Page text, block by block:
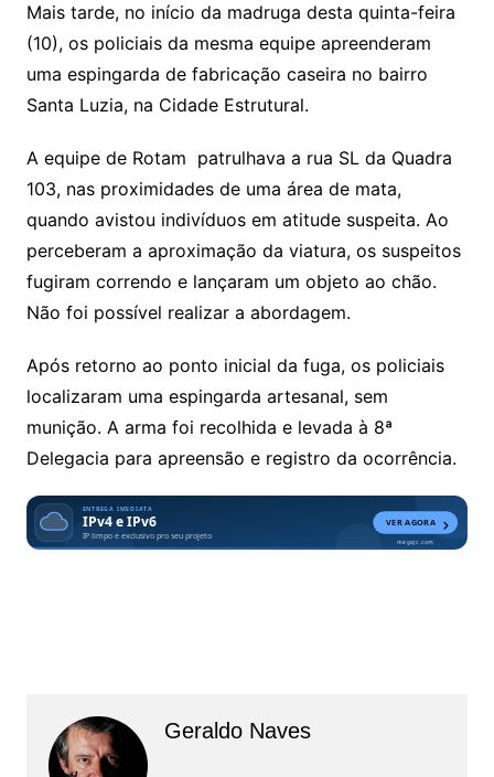
Mais tarde, no início da madruga desta quinta-feira
(10), os policiais da mesma equipe apreenderam
uma espingarda de fabricação caseira no bairro
Santa Luzia, na Cidade Estrutural.
A equipe de Rotam patrulhava a rua SL da Quadra
103, nas proximidades de uma área de mata,
quando avistou indivíduos em atitude suspeita. Ao
perceberam a aproximação da viatura, os suspeitos
fugiram correndo e lançaram um objeto ao chão.
Não foi possível realizar a abordagem.
Após retorno ao ponto inicial da fuga, os policiais
localizaram uma espingarda artesanal, sem
munição. A arma foi recolhida e levada à 8ª
Delegacia para apreensão e registro da ocorrência.
Geraldo Naves